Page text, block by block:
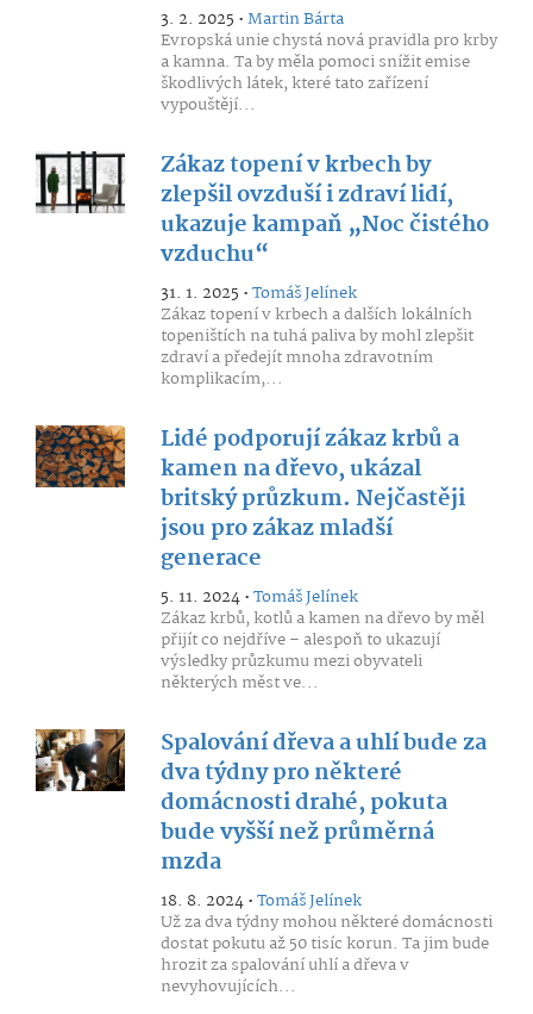
3. 2. 2025 •Martin Bárta
Evropská unie chystá nová pravidla pro krby
a kamna. Ta by měla pomoci snížit emise
škodlivých látek, které tato zařízení
vypouštějí...
Zákaz topení v krbech by
zlepšil ovzduší i zdraví lidí,
ukazuje kampaň „Noc čistého
vzduchu“
31. 1. 2025 •Tomáš Jelínek
Zákaz topení v krbech a dalších lokálních
topeništích na tuhá paliva by mohl zlepšit
zdraví a předejít mnoha zdravotním
komplikacím,...
Lidé podporují zákaz krbů a
kamen na dřevo, ukázal
britský průzkum. Nejčastěji
jsou pro zákaz mladší
generace
5. 11. 2024 •Tomáš Jelínek
Zákaz krbů, kotlů a kamen na dřevo by měl
přijít co nejdříve – alespoň to ukazují
výsledky průzkumu mezi obyvateli
některých měst ve...
Spalování dřeva a uhlí bude za
dva týdny pro některé
domácnosti drahé, pokuta
bude vyšší než průměrná
mzda
18. 8. 2024 •Tomáš Jelínek
Už za dva týdny mohou některé domácnosti
dostat pokutu až 50 tisíc korun. Ta jim bude
hrozit za spalování uhlí a dřeva v
nevyhovujících...